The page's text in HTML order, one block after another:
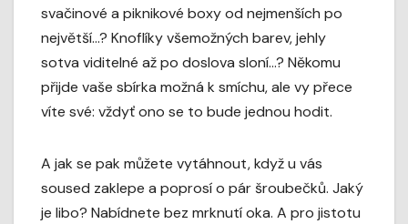
svačinové a piknikové boxy od nejmenších po
největší…? Knoflíky všemožných barev, jehly
sotva viditelné až po doslova sloní…? Někomu
přijde vaše sbírka možná k smíchu, ale vy přece
víte své: vždyť ono se to bude jednou hodit.
A jak se pak můžete vytáhnout, když u vás
soused zaklepe a poprosí o pár šroubečků. Jaký
je libo? Nabídnete bez mrknutí oka. A pro jistotu